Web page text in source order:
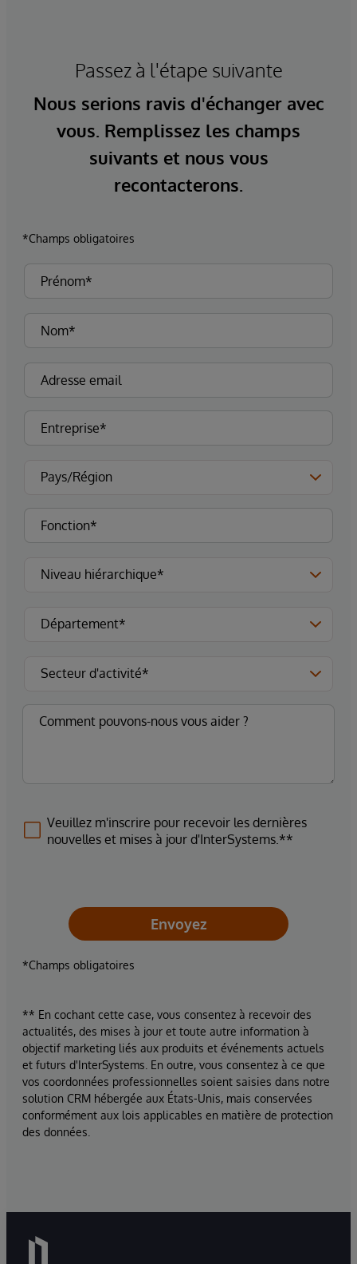
Passez à l'étape suivante
Nous serions ravis d'échanger avec
vous. Remplissez les champs
suivants et nous vous
recontacterons.
*Champs obligatoires
Veuillez m'inscrire pour recevoir les dernières
nouvelles et mises à jour d'InterSystems.**
Envoyez
*Champs obligatoires
** En cochant cette case, vous consentez à recevoir des
actualités, des mises à jour et toute autre information à
objectif marketing liés aux produits et événements actuels
et futurs d'InterSystems. En outre, vous consentez à ce que
vos coordonnées professionnelles soient saisies dans notre
solution CRM hébergée aux États-Unis, mais conservées
conformément aux lois applicables en matière de protection
des données.